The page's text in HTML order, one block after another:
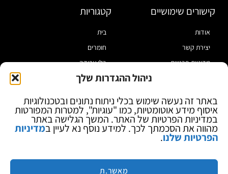
ניהול ההגדרות שלך
באתר זה נעשה שימוש בכלי ניתוח נתונים ובטכנולוגיות
איסוף מידע אוטומטיות, כמו "עוגיות", למטרות המפורטות
במדיניות הפרטיות של האתר. המשך הגלישה באתר
מהווה את הסכמתך לכך. למידע נוסף נא לעיין במדיניות
הפרטיות שלנו.
מאשר.ת
קישורים שימושיים
אודות
יצירת קשר
מדיניות פרטיות
בלוג
קטגוריות
בית
חומרים
כלי עבודה
מוצרי הלחמה
ספקי כח ומודדים
ציוד אופטי להגדלה
מותגים